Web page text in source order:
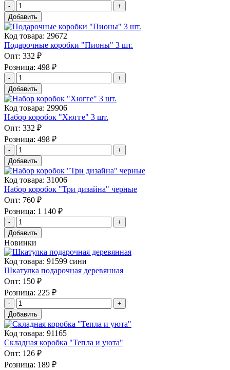
Добавить
Код товара: 29672
Подарочные коробки "Пионы" 3 шт.
Опт: 332 ₽
Розница: 498 ₽
Добавить
Код товара: 29906
Набор коробок "Хюгге" 3 шт.
Опт: 332 ₽
Розница: 498 ₽
Добавить
Код товара: 31006
Набор коробок "Три дизайна" черные
Опт: 760 ₽
Розница: 1 140 ₽
Добавить
Новинки
Код товара: 91599 сини
Шкатулка подарочная деревянная
Опт: 150 ₽
Розница: 225 ₽
Добавить
Код товара: 91165
Складная коробка "Тепла и уюта"
Опт: 126 ₽
Розница: 189 ₽